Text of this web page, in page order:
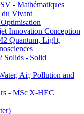
- Mathématiques
du Vivant
Innovation Conception
Quantum, Light,
Solids - Solid
Air, Pollution and
- MSc X-HEC